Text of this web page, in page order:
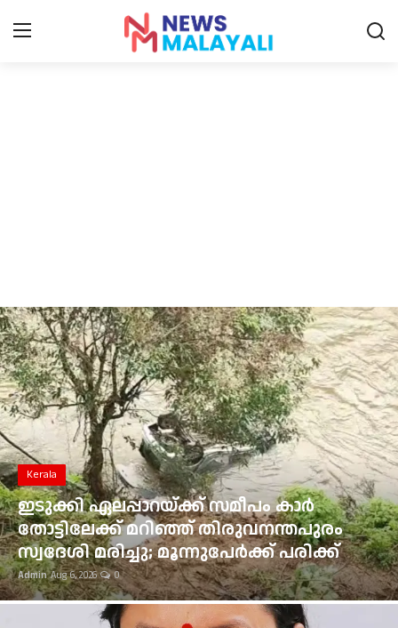
Entertainment
Sports
Food
Gulf News
Loksabha Election 2024
Technology
Health
Jobs Mall
Kerala
ഇടുക്കി ഏലപ്പാറയ്ക്ക് സമീപം കാർ
തോട്ടിലേക്ക് മറിഞ്ഞ് തിരുവനന്തപുരം
സ്വദേശി മരിച്ചു; മൂന്നുപേർക്ക് പരിക്ക്
Admin Aug 6, 2026 0